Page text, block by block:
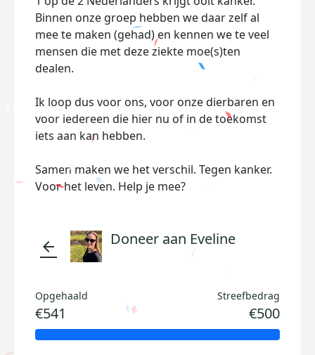
Binnen onze groep hebben we daar zelf al
mee te maken (gehad) en kennen we te veel
mensen die met deze ziekte moe(s)ten
dealen.
Ik loop dus voor ons, voor onze dierbaren en
voor iedereen die hier nu of in de toekomst
iets aan kan hebben.
Samen maken we het verschil. Tegen kanker.
Voor het leven. Help je mee?
arrow_back Doneer aan Eveline
Opgehaald
€541
Streefbedrag
€500